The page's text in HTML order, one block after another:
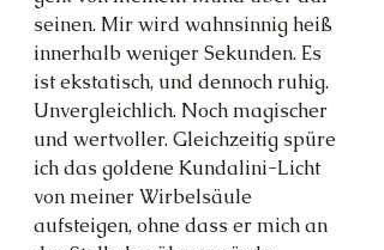
seinen. Mir wird wahnsinnig heiß
innerhalb weniger Sekunden. Es
ist ekstatisch, und dennoch ruhig.
Unvergleichlich. Noch magischer
und wertvoller. Gleichzeitig spüre
ich das goldene Kundalini-Licht
von meiner Wirbelsäule
aufsteigen, ohne dass er mich an